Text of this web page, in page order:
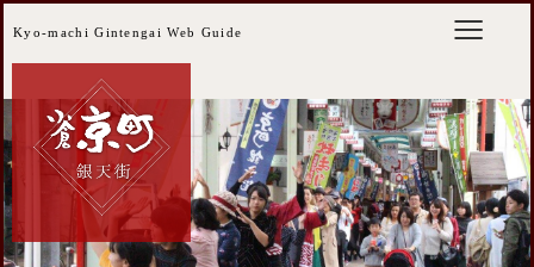
Kyo-machi Gintengai Web Guide